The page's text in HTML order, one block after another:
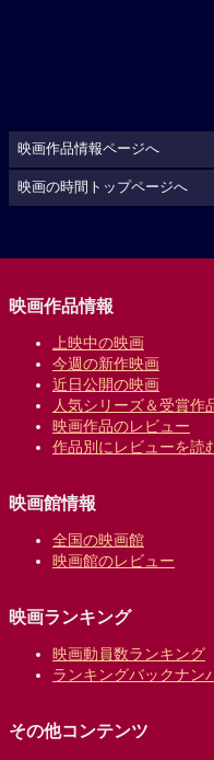
映画作品情報ページへ
映画の時間トップページへ
映画作品情報
上映中の映画
今週の新作映画
近日公開の映画
人気シリーズ＆受賞作
映画作品のレビュー
作品別にレビューを読
映画館情報
全国の映画館
映画館のレビュー
映画ランキング
映画動員数ランキング
ランキングバックナン
その他コンテンツ